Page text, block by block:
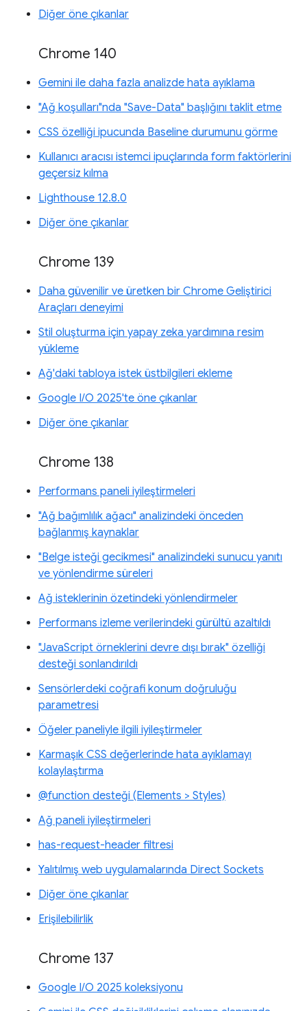
Diğer öne çıkanlar
Chrome 140
Gemini ile daha fazla analizde hata ayıklama
"Ağ koşulları"nda "Save-Data" başlığını taklit etme
CSS özelliği ipucunda Baseline durumunu görme
Kullanıcı aracısı istemci ipuçlarında form faktörlerini
geçersiz kılma
Lighthouse 12.8.0
Diğer öne çıkanlar
Chrome 139
Daha güvenilir ve üretken bir Chrome Geliştirici
Araçları deneyimi
Stil oluşturma için yapay zeka yardımına resim
yükleme
Ağ'daki tabloya istek üstbilgileri ekleme
Google I/O 2025'te öne çıkanlar
Diğer öne çıkanlar
Chrome 138
Performans paneli iyileştirmeleri
"Ağ bağımlılık ağacı" analizindeki önceden
bağlanmış kaynaklar
"Belge isteği gecikmesi" analizindeki sunucu yanıtı
ve yönlendirme süreleri
Ağ isteklerinin özetindeki yönlendirmeler
Performans izleme verilerindeki gürültü azaltıldı
"JavaScript örneklerini devre dışı bırak" özelliği
desteği sonlandırıldı
Sensörlerdeki coğrafi konum doğruluğu
parametresi
Öğeler paneliyle ilgili iyileştirmeler
Karmaşık CSS değerlerinde hata ayıklamayı
kolaylaştırma
@function desteği (Elements > Styles)
Ağ paneli iyileştirmeleri
has-request-header filtresi
Yalıtılmış web uygulamalarında Direct Sockets
Diğer öne çıkanlar
Erişilebilirlik
Chrome 137
Google I/O 2025 koleksiyonu